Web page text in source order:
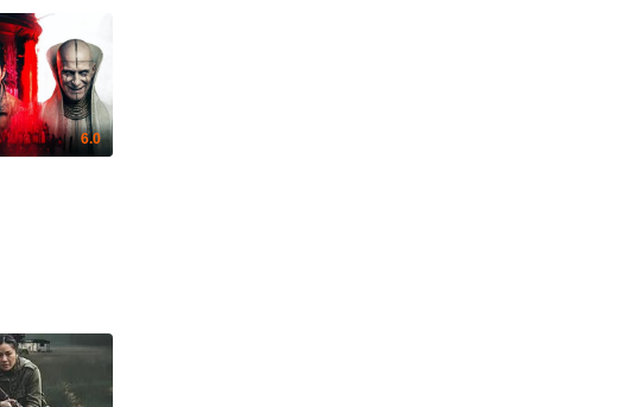
梁振邦 米拉娜·薇恩翠 普里亚·坎萨 利兹·金斯曼 马拉基·卡比 梅丽尔·斯特里普 尤妮
6.0